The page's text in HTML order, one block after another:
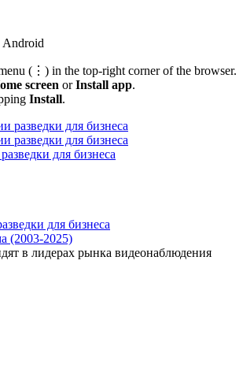
Android
(⋮) in the top-right corner of the browser.
screen orInstall app.
Install.
для бизнеса
для бизнеса
(2003-2025)
в лидерах рынка видеонаблюдения